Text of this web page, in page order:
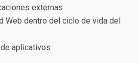
externas
Web dentro del ciclo de vida del
aplicativos